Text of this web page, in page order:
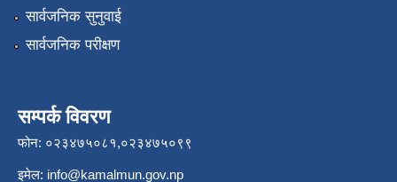
सार्वजनिक सुनुवाई
सार्वजनिक परीक्षण
सम्पर्क विवरण
फोन: ०२३४७५०८१,०२३४७५०९९
इमेल: info@kamalmun.gov.np